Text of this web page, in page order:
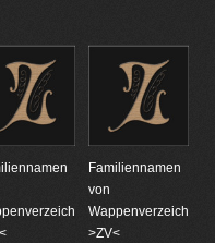
Familiennamen
von
>ZV<